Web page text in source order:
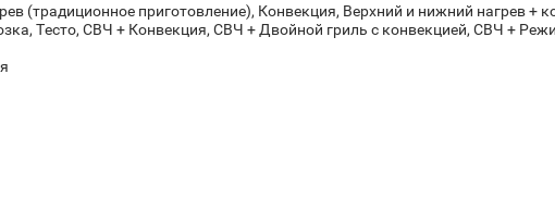
(традиционное приготовление), Конвекция, Верхний и нижний нагрев
Тесто, СВЧ + Конвекция, СВЧ + Двойной гриль с конвекцией, СВЧ +